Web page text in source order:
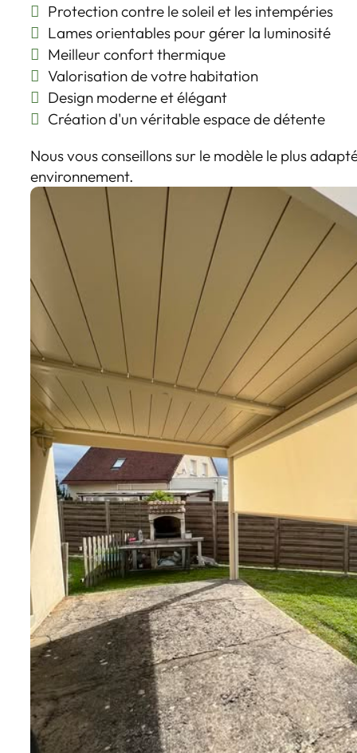
Protection contre le soleil et les intempéries
Lames orientables pour gérer la luminosité
Meilleur confort thermique
Valorisation de votre habitation
Design moderne et élégant
Création d'un véritable espace de détente
Nous vous conseillons sur le modèle le plus
environnement.